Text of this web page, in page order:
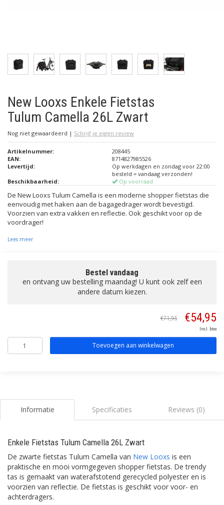
New Looxs Enkele Fietstas
Tulum Camella 26L Zwart
Nog niet gewaardeerd | Schrijf je eigen review
Artikelnummer:
208445
EAN:
8714827985526
Levertijd:
Op werkdagen en zondag voor 22:00
besteld = vandaag verzonden!
Beschikbaarheid:
Op voorraad
De New Looxs Tulum Camella is een moderne shopper fietstas die
eenvoudig met haken aan de bagagedrager wordt bevestigd.
Voorzien van extra vakken en reflectie. Ook geschikt voor op de
voordrager!
Lees meer
Bestel vandaag
en ontvang uw bestelling maandag! U kunt ook zelf een
andere datum kiezen.
€71,95 €54,95
Incl. btw
Toevoegen aan winkelwagen
Informatie Specificaties Reviews (0)
Enkele Fietstas Tulum Camella 26L Zwart
De zwarte fietstas Tulum Camella van New Looxs is een
praktische en mooi vormgegeven shopper fietstas. De trendy
tas is gemaakt van waterafstotend gerecycled polyester en is
voorzien van reflectie. De fietstas is geschikt voor voor- en
achterdragers.